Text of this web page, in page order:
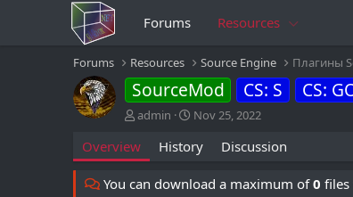
Forums Resources
Forums Resources Source Engine Плагины
SourceMod CS: S CS:
A
t
h
o
admin
C
e
t
Nov 25, 2022
Overview History Discussion
You can download a maximum of0